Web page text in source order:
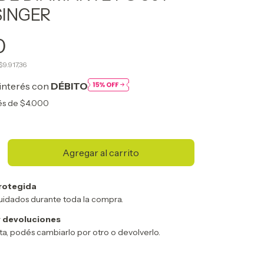
$9.917,36
con DÉBITO
de $4.000
durante toda la compra.
devoluciones
podés cambiarlo por otro o devolverlo.